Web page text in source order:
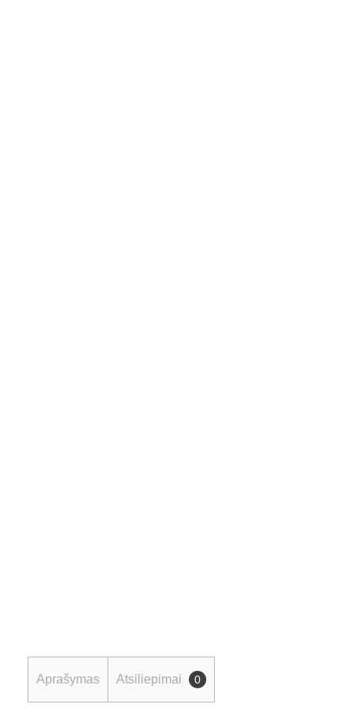
Aprašymas Atsiliepimai 0